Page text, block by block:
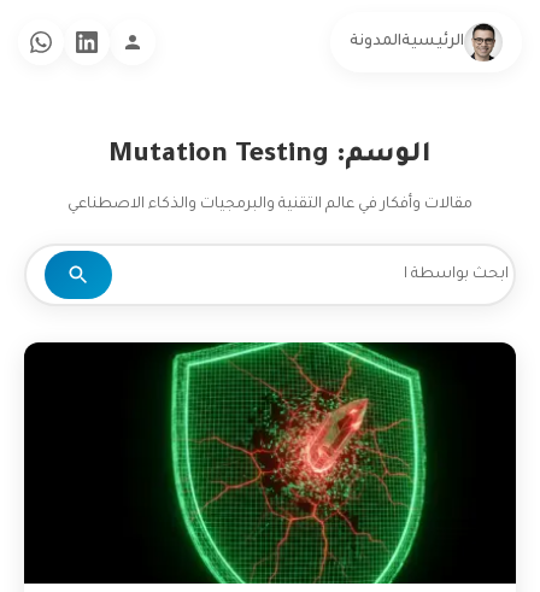
الرئيسيةالمدونة
الوسم: Mutation Testing
مقالات وأفكار في عالم التقنية والبرمجيات والذكاء الاصطناعي